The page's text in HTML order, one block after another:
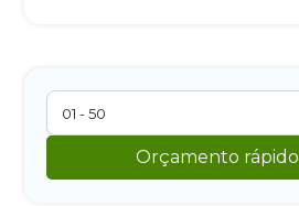
Orçamento rápido